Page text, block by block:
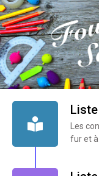
Les
fur et à